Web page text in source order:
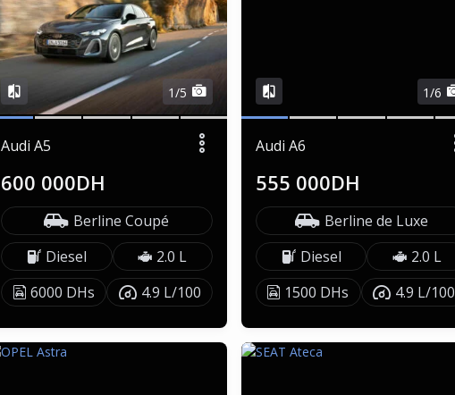
1/5
Audi A5
600 000DH
Berline Coupé
Diesel
2.0 L
6000 DHs
4.9 L/100
1/6
Audi A6
555 000DH
Berline de Luxe
Diesel
2.0 L
1500 DHs
4.9 L/100